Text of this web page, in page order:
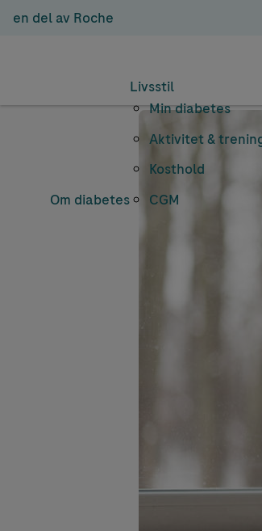
en del av Roche
Om diabetes
Livsstil
Min diabetes
Aktivitet &
Kosthold
CGM